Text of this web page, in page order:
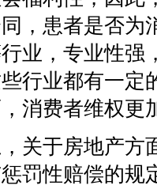
，患者是否为
业，专业性强
行业都有一定
消费者维权更
于房地产方
罚性赔偿的规